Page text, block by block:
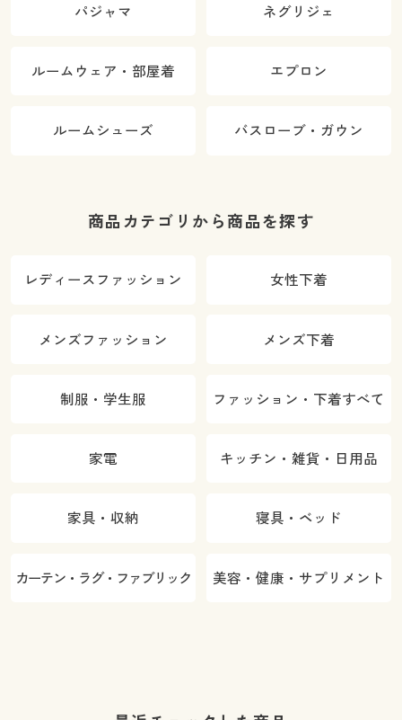
パジャマ ネグリジェ
ルームウェア・部屋着 エプロン
ルームシューズ バスローブ・ガウン
商品カテゴリから商品を探す
レディースファッション 女性下着
メンズファッション メンズ下着
制服・学生服 ファッション・下着すべて
家電 キッチン・雑貨・日用品
家具・収納 寝具・ベッド
カーテン・ラグ・ファブリック 美容・健康・サプリメント